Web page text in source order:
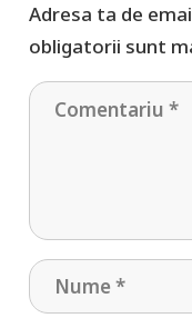
Adresa ta de
obligatorii sunt